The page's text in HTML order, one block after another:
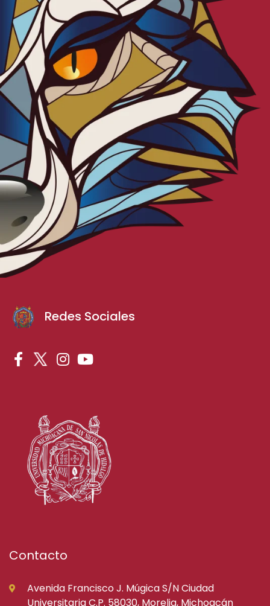
Redes Sociales
Contacto
Avenida Francisco J. Múgica S/N Ciudad
Universitaria C.P. 58030, Morelia, Michoacán